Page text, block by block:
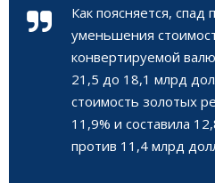
Как поясняется, спад
уменьшения
конвертируемой
21,5 до 18,1 млрд
стоимость золотых
11,9% и составила
против 11,4 млрд